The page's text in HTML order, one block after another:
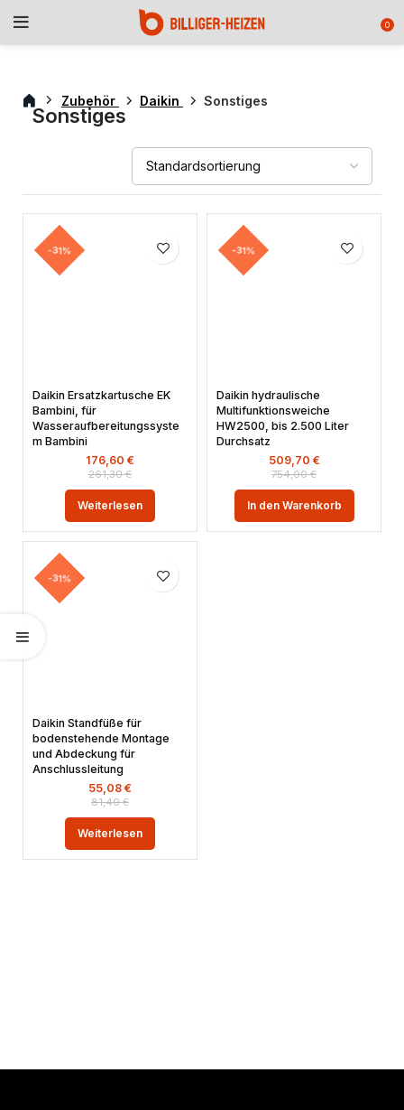
0
Zubehör Daikin Sonstiges
Sonstiges
-31%
Daikin Ersatzkartusche EK
Bambini, für
Wasseraufbereitungssyste
m Bambini
261,30€
176,60 €
Weiterlesen
-31%
Daikin hydraulische
Multifunktionsweiche
HW2500, bis 2.500 Liter
Durchsatz
754,00€
509,70 €
In den Warenkorb
-31%
Daikin Standfüße für
bodenstehende Montage
und Abdeckung für
Anschlussleitung
81,40€
55,08 €
Weiterlesen